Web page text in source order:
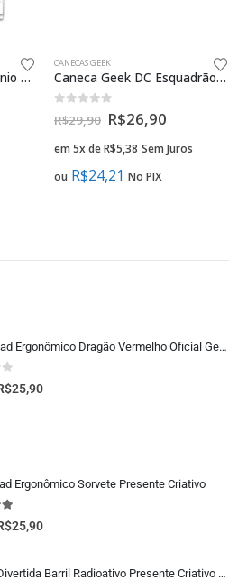
Caneca Divertida Unicórnio Nuvens Presente Geek
CANECAS GEEK
Caneca Geek DC Esquadrão Suicida
fora de 5
R$29,90 R$26,90
em 5x deR$5,38 Sem Juros
ou R$24,21 No PIX
Mouse Pad Ergonômico Dragão Vermelho Oficial Geek Vip
525,90
Ergonômico Sorvete Presente Criativo
de 5
25,90
Caneca Divertida Barril Radioativo Presente Criativo Geek